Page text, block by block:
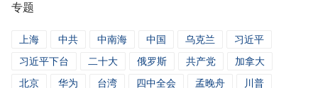
闻
专题
上海 中共 中南海 中国 乌克兰
习近平
习近平下台
二十大 俄罗斯 共产党
加拿大
北京
华为 台湾 四中全会 孟晚舟
川普